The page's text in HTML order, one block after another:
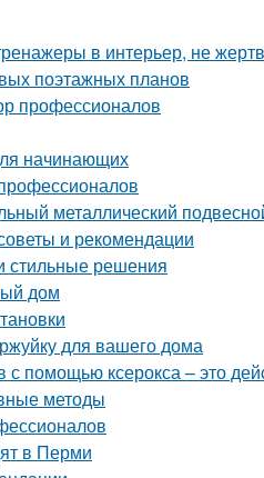
в интерьер, не
поэтажных планов
профессионалов
начинающих
металлический
и рекомендации
стильные решения
дом
для вашего дома
помощью ксерокса – это
методы
в Перми